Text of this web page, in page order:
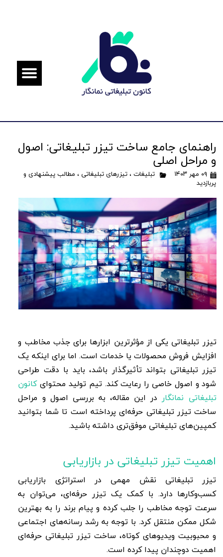
راهنمای جامع ساخت تیزر تبلیغاتی: اصول
و مراحل اصلی
۰۹ مهر ۱۴۰۳ تبلیغات، تیزرهای تبلیغاتی ، مطالب پیشنهادی و
پربازدید
تیزر تبلیغاتی یکی از مؤثرترین ابزارها برای جذب مخاطب و
افزایش فروش محصولات یا خدمات است. اما برای اینکه یک
تیزر تبلیغاتی بتواند تأثیرگذار باشد، باید با دقت طراحی
شود و اصول خاصی را رعایت کند. تیم تولید محتوایکانون
تبلیغاتی نمانگار در این مقاله، به بررسی اصول و مراحل
ساخت تیزر تبلیغاتی حرفه‌ای پرداخته است تا شما بتوانید
کمپین‌های تبلیغاتی موفق‌تری داشته باشید.
اهمیت تیزر تبلیغاتی در بازاریابی
تیزر تبلیغاتی نقش مهمی در استراتژی بازاریابی
کسب‌وکارها دارد. با کمک یک تیزر حرفه‌ای، می‌توان به
سرعت توجه مخاطب را جلب کرده و پیام برند را به بهترین
شکل ممکن منتقل کرد. با توجه به رشد رسانه‌های اجتماعی
و محبوبیت ویدیوهای کوتاه، ساخت تیزر تبلیغاتی حرفه‌ای
اهمیت دوچندان پیدا کرده است.